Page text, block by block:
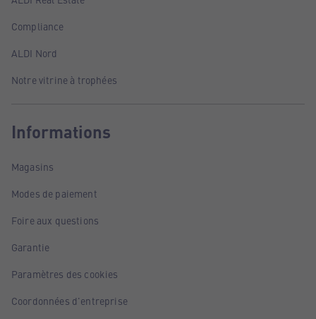
Compliance
ALDI Nord
Notre vitrine à trophées
Informations
Magasins
Modes de paiement
Foire aux questions
Garantie
Paramètres des cookies
Coordonnées d'entreprise